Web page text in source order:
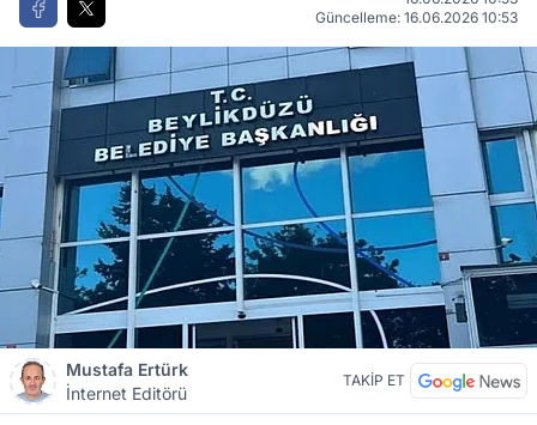
Güncelleme: 16.06.2026 10:53
Mustafa Ertürk
İnternet Editörü
TAKİP ET